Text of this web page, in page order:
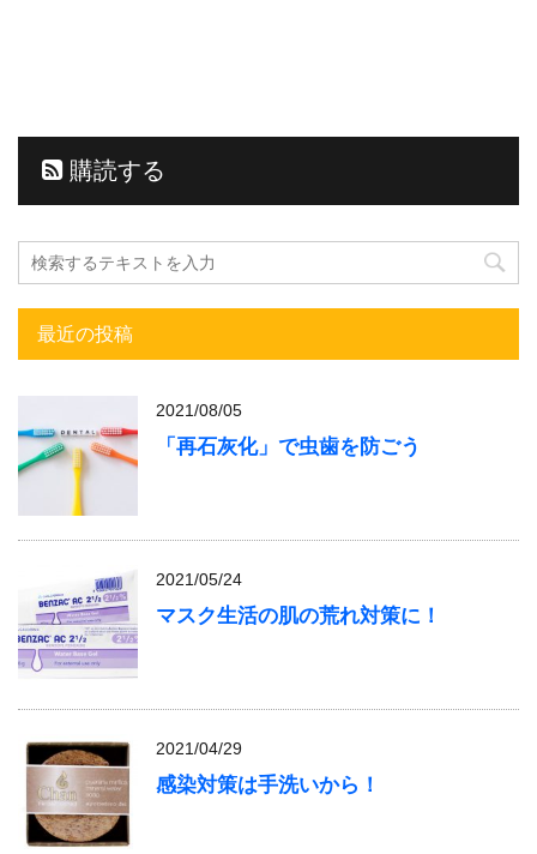
購読する
最近の投稿
2021/08/05
「再石灰化」で虫歯を防ごう
2021/05/24
マスク生活の肌の荒れ対策に！
2021/04/29
感染対策は手洗いから！